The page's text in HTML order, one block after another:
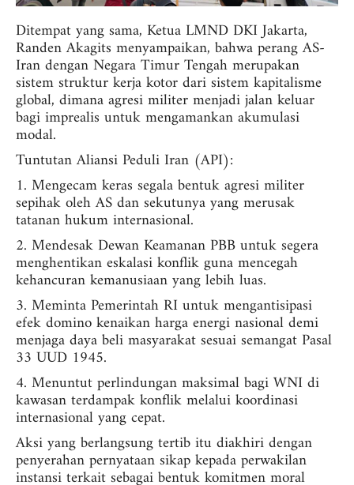
Ditempat yang sama, Ketua LMND DKI Jakarta,
Randen Akagits menyampaikan, bahwa perang AS-
Iran dengan Negara Timur Tengah merupakan
sistem struktur kerja kotor dari sistem kapitalisme
global, dimana agresi militer menjadi jalan keluar
bagi imprealis untuk mengamankan akumulasi
modal.
Tuntutan Aliansi Peduli Iran (API):
1. Mengecam keras segala bentuk agresi militer
sepihak oleh AS dan sekutunya yang merusak
tatanan hukum internasional.
2. Mendesak Dewan Keamanan PBB untuk segera
menghentikan eskalasi konflik guna mencegah
kehancuran kemanusiaan yang lebih luas.
3. Meminta Pemerintah RI untuk mengantisipasi
efek domino kenaikan harga energi nasional demi
menjaga daya beli masyarakat sesuai semangat Pasal
33 UUD 1945.
4. Menuntut perlindungan maksimal bagi WNI di
kawasan terdampak konflik melalui koordinasi
internasional yang cepat.
Aksi yang berlangsung tertib itu diakhiri dengan
penyerahan pernyataan sikap kepada perwakilan
instansi terkait sebagai bentuk komitmen moral